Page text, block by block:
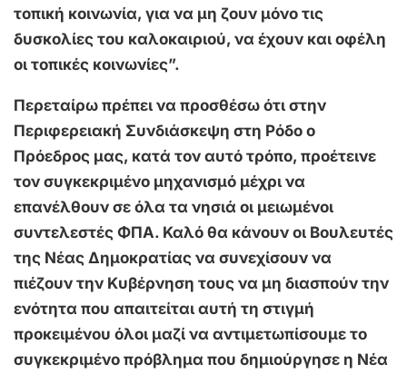
τοπική κοινωνία, για να μη ζουν μόνο τις
δυσκολίες του καλοκαιριού, να έχουν και οφέλη
οι τοπικές κοινωνίες”.
Περεταίρω πρέπει να προσθέσω ότι στην
Περιφερειακή Συνδιάσκεψη στη Ρόδο ο
Πρόεδρος μας, κατά τον αυτό τρόπο, προέτεινε
τον συγκεκριμένο μηχανισμό μέχρι να
επανέλθουν σε όλα τα νησιά οι μειωμένοι
συντελεστές ΦΠΑ. Καλό θα κάνουν οι Βουλευτές
της Νέας Δημοκρατίας να συνεχίσουν να
πιέζουν την Κυβέρνηση τους να μη διασπούν την
ενότητα που απαιτείται αυτή τη στιγμή
προκειμένου όλοι μαζί να αντιμετωπίσουμε το
συγκεκριμένο πρόβλημα που δημιούργησε η Νέα